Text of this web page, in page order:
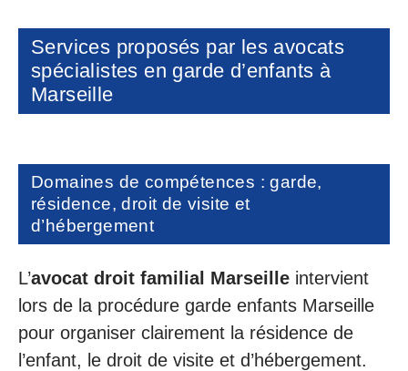
Services proposés par les avocats
spécialistes en garde d’enfants à
Marseille
Domaines de compétences : garde,
résidence, droit de visite et
d’hébergement
L’avocat droit familial Marseille intervient
lors de la procédure garde enfants Marseille
pour organiser clairement la résidence de
l’enfant, le droit de visite et d’hébergement.